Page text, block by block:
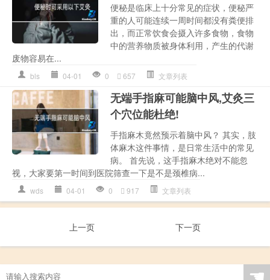
便秘是临床上十分常见的症状，便秘严
重的人可能连续一周时间都没有粪便排
出，而正常饮食会摄入许多食物，食物
中的营养物质被身体利用，产生的代谢
废物容易在...
bls 04-01 0 657 文章列表
无端手指麻可能脑中风,艾灸三
个穴位能杜绝!
手指麻木竟然预示着脑中风？ 其实，肢
体麻木这件事情，是日常生活中的常见
病。 首先说，这手指麻木绝对不能忽
视，大家要第一时间到医院筛查一下是不是颈椎病...
wds 04-01 0 917 文章列表
上一页 下一页